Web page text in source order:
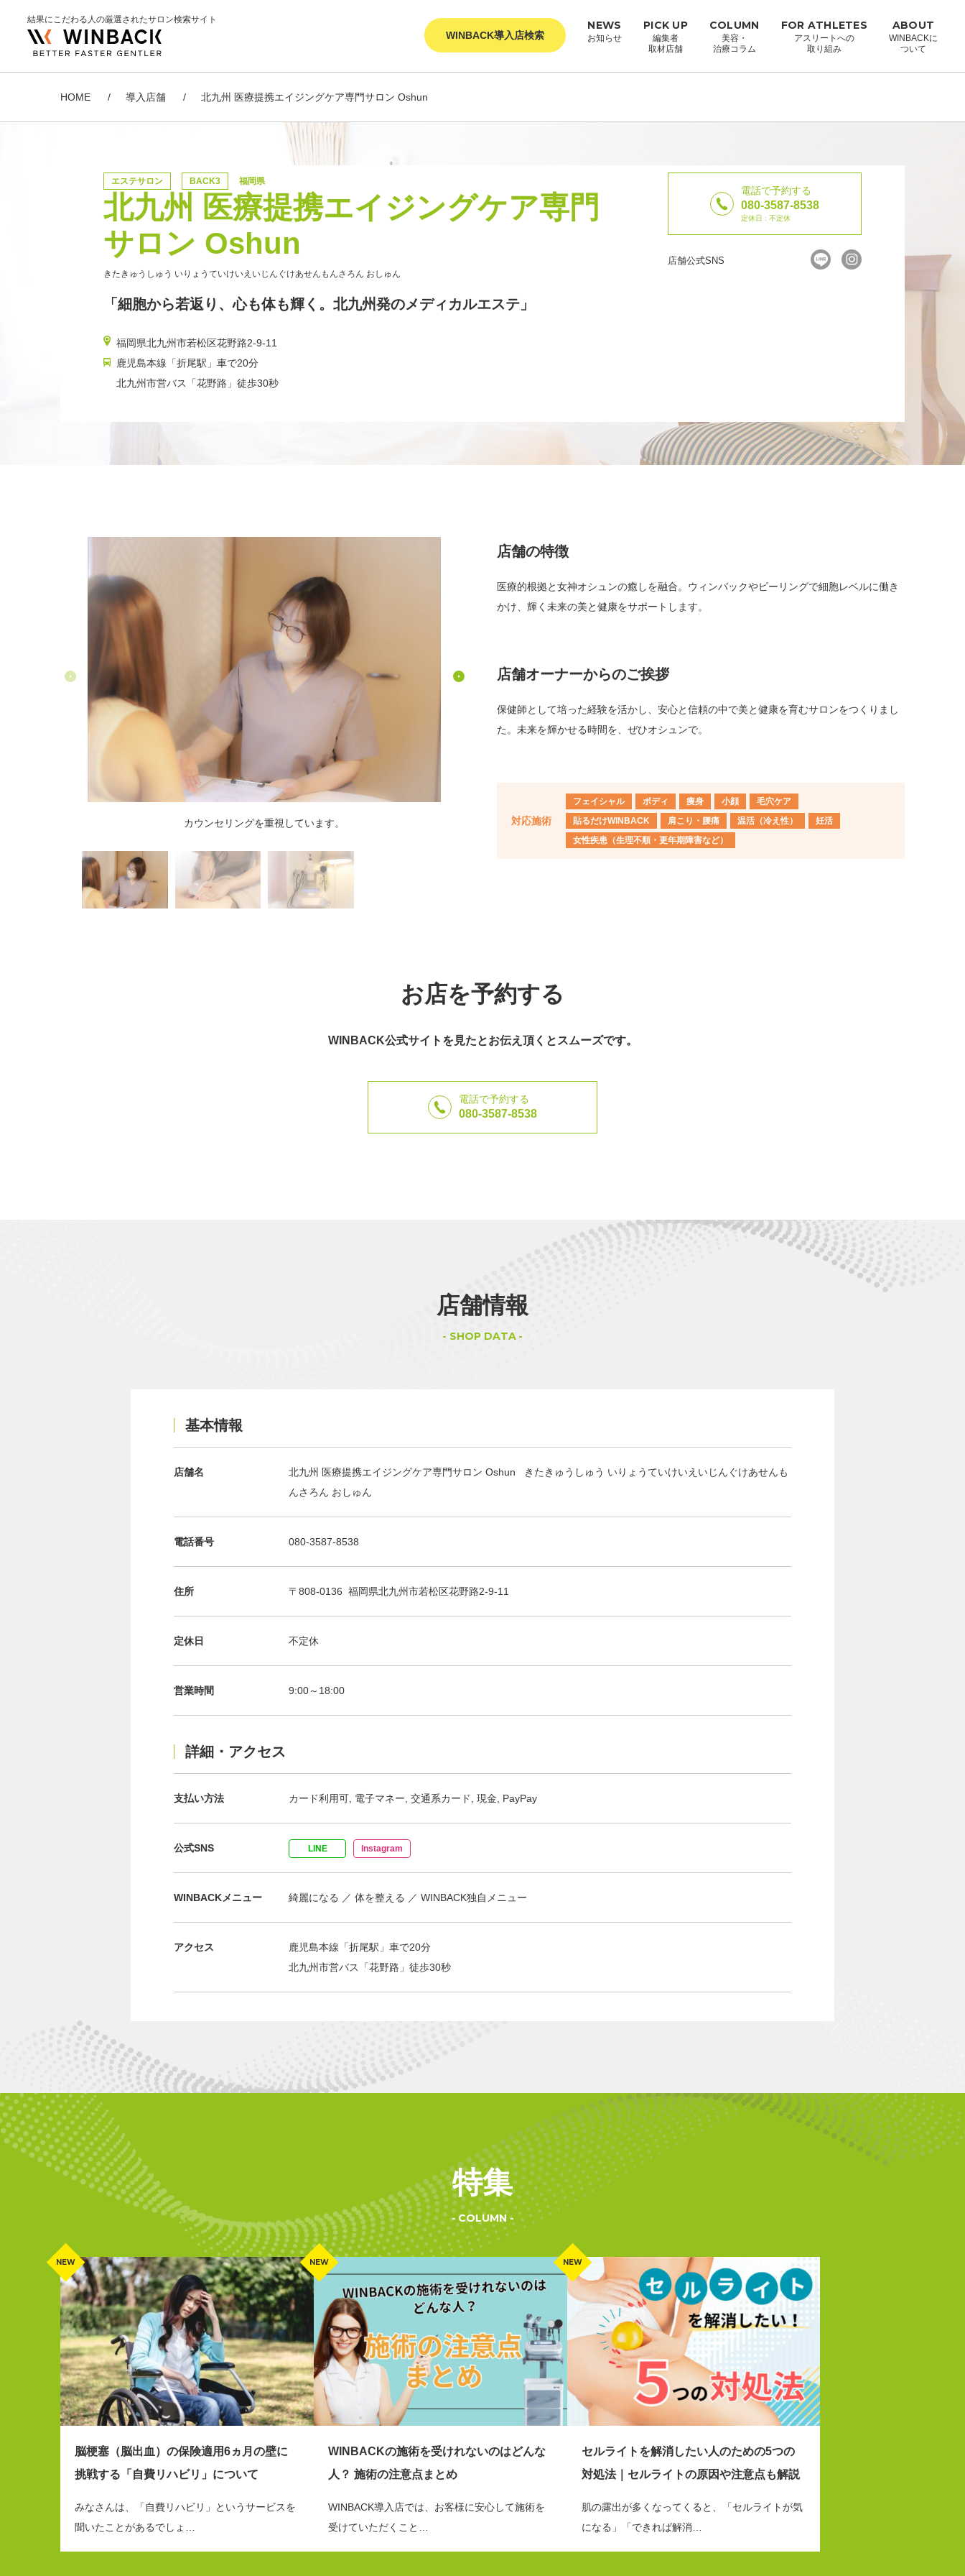
結果にこだわる人の厳選されたサロン検索サイト NEWS
お知らせ
PICK UP
編集者
取材店舗
COLUMN
美容・
治療コラム
FOR ATHLETES
アスリートへの
取り組み
ABOUT
WINBACKに
ついて
WINBACK導入店検索
HOME 導入店舗 北九州 医療提携エイジングケア専門サロン Oshun
エステサロン BACK3 福岡県
北九州 医療提携エイジングケア専門
サロン Oshun
きたきゅうしゅう いりょうていけいえいじんぐけあせんもんさろん おしゅん
「細胞から若返り、心も体も輝く。北九州発のメディカルエステ」
福岡県北九州市若松区花野路2-9-11
鹿児島本線「折尾駅」車で20分
北九州市営バス「花野路」徒歩30秒
電話で予約する
080-3587-8538
定休日 : 不定休
店舗公式SNS
カウンセリングを重視しています。 その日の体調に合わせた施術。
店舗の特徴
医療的根拠と女神オシュンの癒しを融合。ウィンバックやピーリングで細胞レベルに働き
かけ、輝く未来の美と健康をサポートします。
店舗オーナーからのご挨拶
保健師として培った経験を活かし、安心と信頼の中で美と健康を育むサロンをつくりまし
た。未来を輝かせる時間を、ぜひオシュンで。
対応施術
フェイシャル ボディ 痩身 小顔
毛穴ケア
貼るだけWINBACK
肩こり・腰痛 温活（冷え性）
妊活
女性疾患（生理不順・更年期障害など）
お店を予約する
WINBACK公式サイトを見たとお伝え頂くとスムーズです。
電話で予約する
080-3587-8538
店舗情報
SHOP DATA
基本情報
店舗名
北九州 医療提携エイジングケア専門サロン Oshun きたきゅうしゅう いりょうていけいえいじんぐけあせんも
んさろん おしゅん
電話番号 080-3587-8538
住所 〒808-0136 福岡県北九州市若松区花野路2-9-11
定休日 不定休
営業時間 9:00～18:00
詳細・アクセス
支払い方法 カード利用可, 電子マネー, 交通系カード, 現金, PayPay
公式SNS LINE Instagram
WINBACKメニュー 綺麗になる 体を整える WINBACK独自メニュー
アクセス
鹿児島本線「折尾駅」車で20分
北九州市営バス「花野路」徒歩30秒
特集
COLUMN
脳梗塞（脳出血）の保険適用6ヵ月の壁に
挑戦する「自費リハビリ」について
みなさんは、「自費リハビリ」というサービスを
聞いたことがあるでしょ…
WINBACKの施術を受けれないのはどんな
人？ 施術の注意点まとめ
WINBACK導入店では、お客様に安心して施術を
受けていただくこと…
セルライトを解消したい人のための5つの
対処法｜セルライトの原因や注意点も解説
肌の露出が多くなってくると、「セルライトが気
になる」「できれば解消…